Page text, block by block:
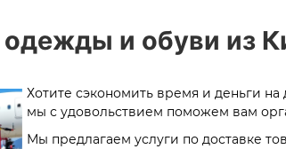
и обуви из
Хотите сэкономить время и деньги
мы с удовольствием поможем вам
Мы предлагаем услуги по доставке